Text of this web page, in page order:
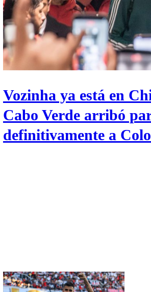
de Chile
Vozinha ya está en
Cabo Verde arribó
definitivamente a